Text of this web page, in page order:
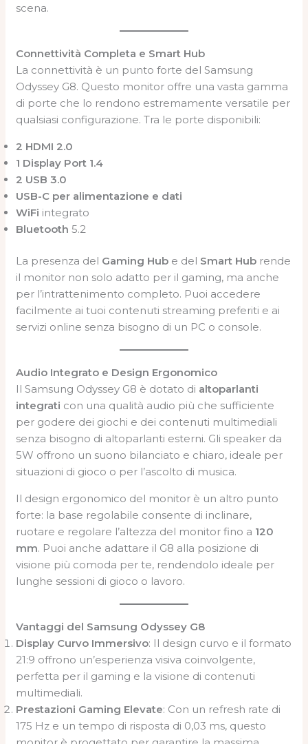
scena.
Connettività Completa e Smart Hub
La connettività è un punto forte del Samsung
Odyssey G8. Questo monitor offre una vasta gamma
di porte che lo rendono estremamente versatile per
qualsiasi configurazione. Tra le porte disponibili:
2 HDMI 2.0
1 Display Port 1.4
2 USB 3.0
USB-C per alimentazione e dati
WiFi integrato
Bluetooth 5.2
La presenza del Gaming Hub e del Smart Hub rende
il monitor non solo adatto per il gaming, ma anche
per l’intrattenimento completo. Puoi accedere
facilmente ai tuoi contenuti streaming preferiti e ai
servizi online senza bisogno di un PC o console.
Audio Integrato e Design Ergonomico
Il Samsung Odyssey G8 è dotato di altoparlanti
integrati con una qualità audio più che sufficiente
per godere dei giochi e dei contenuti multimediali
senza bisogno di altoparlanti esterni. Gli speaker da
5W offrono un suono bilanciato e chiaro, ideale per
situazioni di gioco o per l’ascolto di musica.
Il design ergonomico del monitor è un altro punto
forte: la base regolabile consente di inclinare,
ruotare e regolare l’altezza del monitor fino a 120
mm. Puoi anche adattare il G8 alla posizione di
visione più comoda per te, rendendolo ideale per
lunghe sessioni di gioco o lavoro.
Vantaggi del Samsung Odyssey G8
Display Curvo Immersivo: Il design curvo e il formato
21:9 offrono un’esperienza visiva coinvolgente,
perfetta per il gaming e la visione di contenuti
multimediali.
Prestazioni Gaming Elevate: Con un refresh rate di
175 Hz e un tempo di risposta di 0,03 ms, questo